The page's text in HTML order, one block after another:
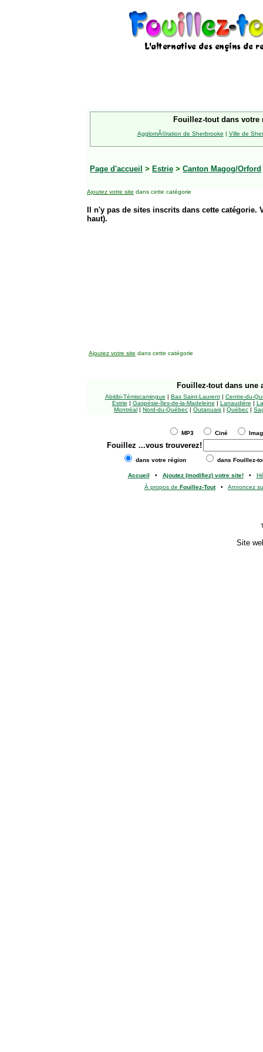
Fouillez-tout dans votre
AgglomÃ©ration de Sherbrooke | Ville de
Page d'accueil > Estrie > Canton Magog/Orford
Ajoutez votre site dans cette catégorie
Il n'y pas de sites inscrits dans cette
haut).
Ajoutez votre site dans cette catégorie
Fouillez-tout dans une
Abitibi-Témiscamingue | Bas Saint-Laurent| Centre-du-
Estrie | Gaspésie-Îles-de-la-Madeleine | Lanaudière |
Montréal | Nord-du-Québec | Outaouais | Québec |
MP3 Ciné
Fouillez ...vous trouverez!
dans votre région dans Fouillez-
Accueil • Ajoutez (modifiez) votre site!•
À propos de Fouillez-Tout• Annoncez
Site